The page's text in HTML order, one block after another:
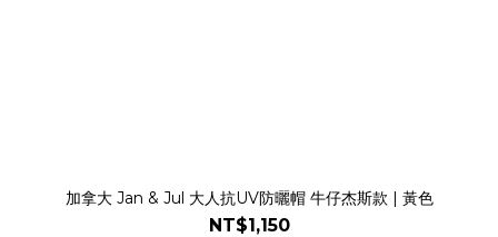
加拿大 Jan & Jul 大人抗UV防曬帽 牛仔杰斯款 | 黃色
NT$1,150